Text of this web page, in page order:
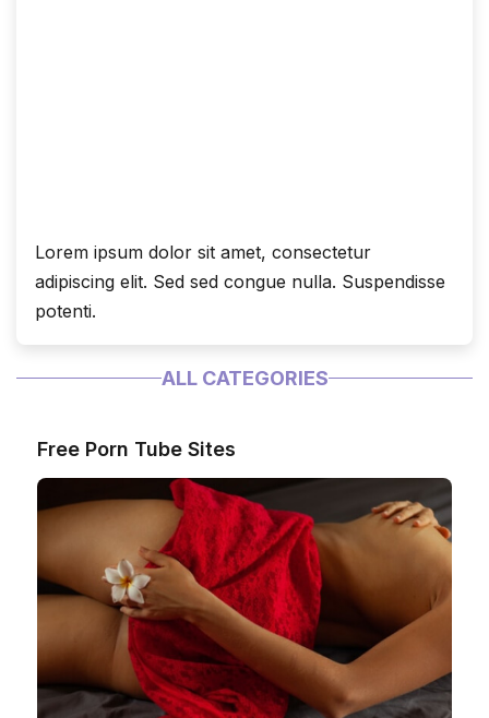
Lorem ipsum dolor sit amet, consectetur
adipiscing elit. Sed sed congue nulla. Suspendisse
potenti.
ALL CATEGORIES
Free Porn Tube Sites